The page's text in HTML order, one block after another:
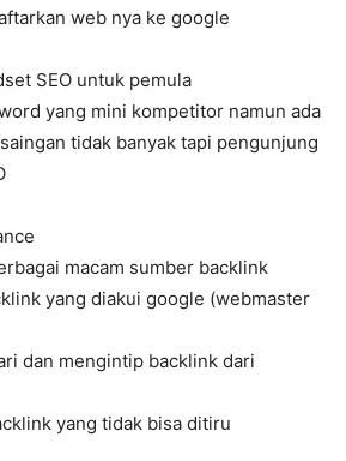
web nya ke google
SEO untuk pemula
yang mini kompetitor namun ada
tidak banyak tapi pengunjung
macam sumber backlink
yang diakui google (webmaster
dan mengintip backlink dari
yang tidak bisa ditiru